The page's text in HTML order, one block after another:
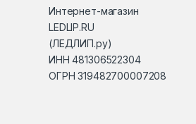
Интернет-магазин
LEDLIP.RU
(ЛЕДЛИП.ру)
ИНН 481306522304
ОГРН 319482700007208